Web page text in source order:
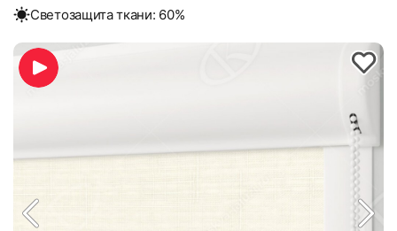
Cветозащита ткани: 60%